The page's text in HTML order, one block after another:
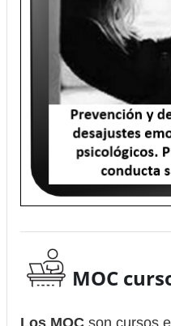
MOC
Los MOC son cursos